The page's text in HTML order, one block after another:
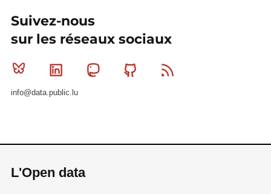
Suivez-nous
sur les réseaux sociaux
Bluesky Linkedin MastodonGithub
info@data.public.lu
L'Open data